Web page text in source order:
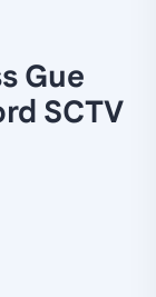
Gue
SCTV